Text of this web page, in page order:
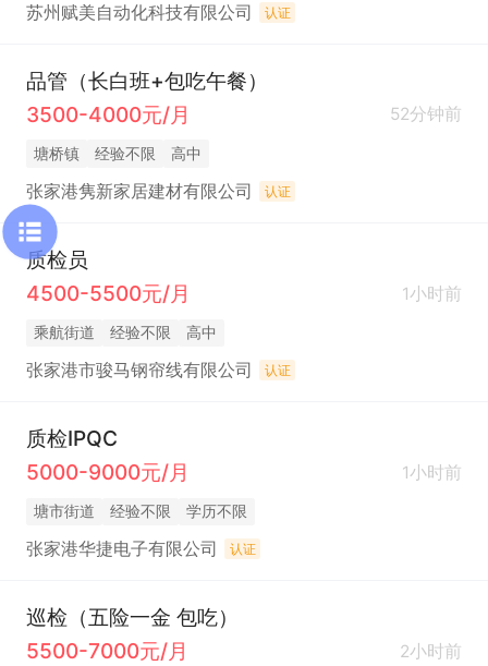
苏州赋美自动化科技有限公司 认证
品管（长白班+包吃午餐）
3500-4000元/月
52分钟前
塘桥镇 经验不限 高中
张家港隽新家居建材有限公司 认证
质检员
4500-5500元/月
1小时前
乘航街道 经验不限 高中
张家港市骏马钢帘线有限公司 认证
质检IPQC
5000-9000元/月
1小时前
塘市街道 经验不限 学历不限
张家港华捷电子有限公司 认证
巡检（五险一金 包吃）
5500-7000元/月
2小时前